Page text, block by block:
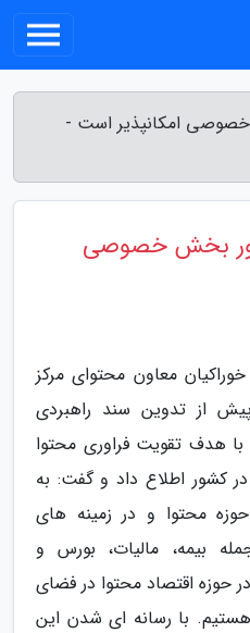
امکانپذیر است -
بخش خصوصی
معاون محتوای مرکز
از تدوین سند راهبردی
هدف تقویت فراوری محتوا
کشور اطلاع داد و گفت: به
محتوا و در زمینه های
بیمه، مالیات، بورس و
حوزه اقتصاد محتوا در فضای
با رسانه ای شدن این